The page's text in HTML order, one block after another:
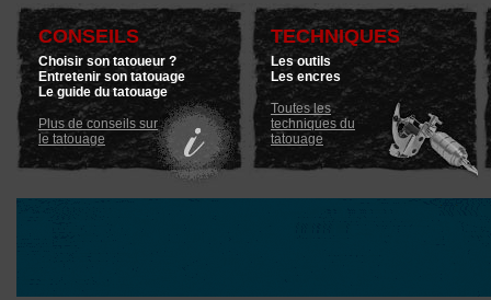
CONSEILS
Choisir son tatoueur ?
Entretenir son tatouage
Le guide du tatouage
Plus de conseils sur
le tatouage
TECHNIQUES
Les outils
Les encres
Toutes les
techniques du
tatouage